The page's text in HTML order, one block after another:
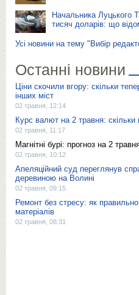
Начальника Луцького
тисяч доларів: що
Усі новини на тему "Вибір
Останні новини
Ціни скочили вгору: скільки
інших міст
02 травня, 12:14
Курс валют на 2 травня:
02 травня, 11:17
Магнітні бурі: прогноз на 2
02 травня, 10:12
Апеляційний суд переглянув
деревиною на Волині
02 травня, 09:15
Ремонт без стресу: як правильно
матеріалів
02 травня, 08:31